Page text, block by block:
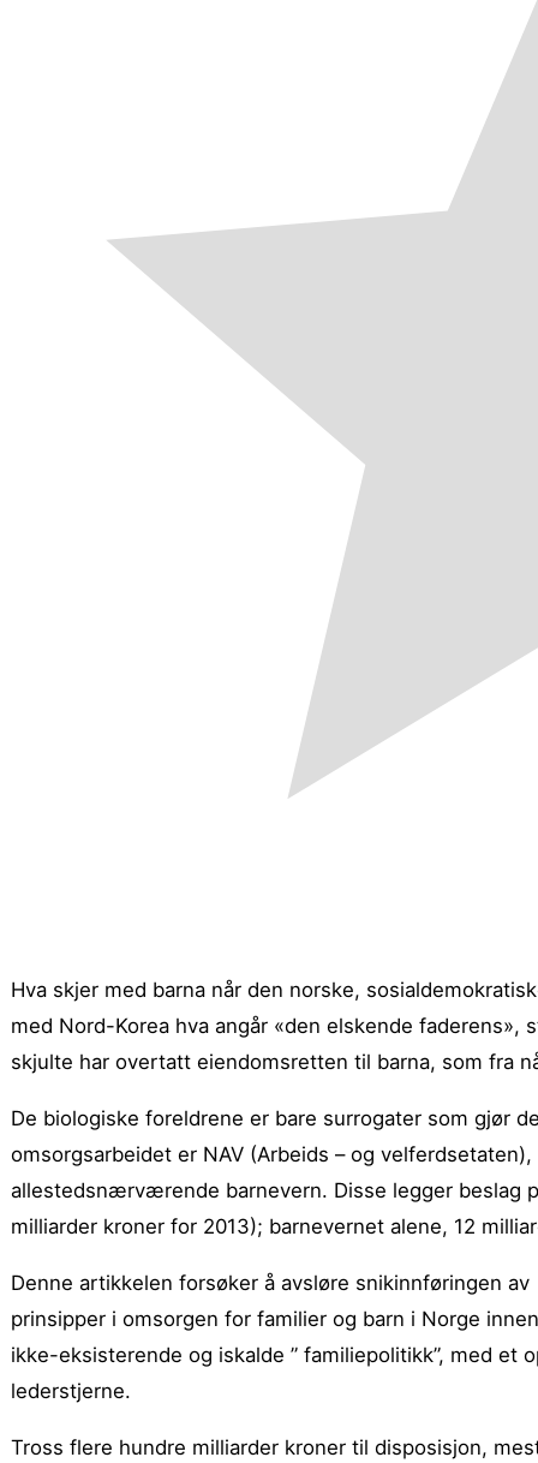
Hva skjer med barna når den norske,
med Nord-Korea hva angår «den elskende faderens»,
skjulte har overtatt eiendomsretten til barna, som fra
De biologiske foreldrene er bare surrogater som gjør
omsorgsarbeidet er NAV (Arbeids – og
allestedsnærværende barnevern. Disse legger beslag
milliarder kroner for 2013); barnevernet alene, 12
Denne artikkelen forsøker å avsløre snikinnføringen
prinsipper i omsorgen for familier og barn i Norge
ikke-eksisterende og iskalde ” familiepolitikk”, med
lederstjerne.
Tross flere hundre milliarder kroner til disposisjon,